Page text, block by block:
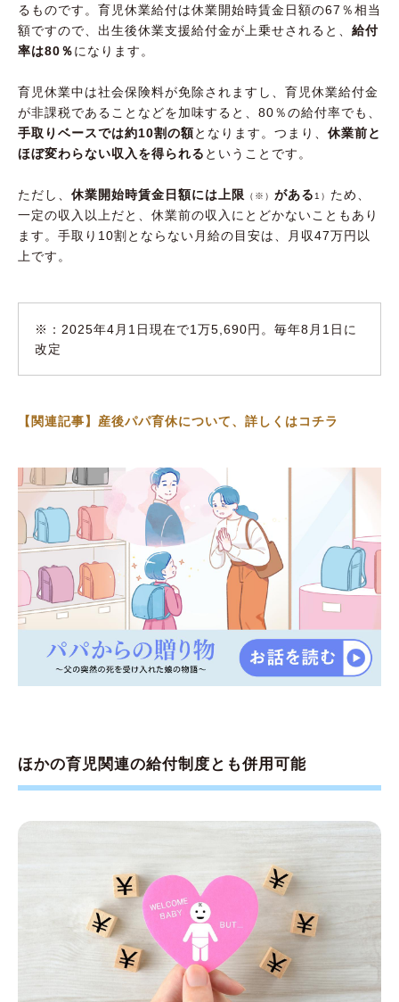
るものです。育児休業給付は休業開始時賃金日額の67％相当
額ですので、出生後休業支援給付金が上乗せされると、 給付
率は80％になります。
育児休業中は社会保険料が免除されますし、育児休業給付金
が非課税であることなどを加味すると、80％の給付率でも、
手取りベースでは約10割の額となります。つまり、 休業前と
ほぼ変わらない収入を得られる ということです。
ただし、 休業開始時賃金日額には上限 （※） がある 1） ため、
一定の収入以上だと、休業前の収入にとどかないこともあり
ます。手取り10割とならない月給の目安は、月収47万円以
上です。
※：2025年4月1日現在で1万5,690円。毎年8月1日に
改定
【関連記事】産後パパ育休について、詳しくはコチラ
ほかの育児関連の給付制度とも併用可能